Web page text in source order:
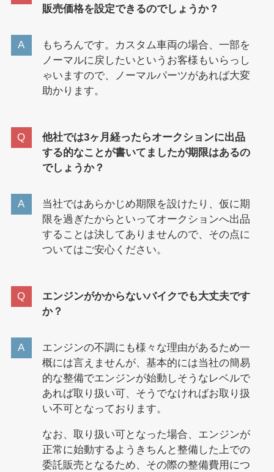
販売価格を設定できるのでしょうか？
もちろんです。カスタム車両の場合、一部を
ノーマルに戻したいというお客様もいらっし
ゃいますので、ノーマルパーツがあれば大変
助かります。
他社では3ヶ月経ったらオークションに出品
する的なことが書いてましたが期限はあるの
でしょうか？
当社ではあらかじめ期限を設けたり、仮に期
限を過ぎたからといってオークションへ出品
することは決してありませんので、その点に
ついてはご安心ください。
エンジンがかからないバイクでも大丈夫です
か？
エンジンの不調にも様々な理由があるため一
概には言えませんが、基本的には当社の簡易
的な整備でエンジンが始動しそうなレベルで
あれば取り扱い可、そうでなければお取り扱
い不可となっております。
なお、取り扱い可となった場合、エンジンが
正常に始動するようきちんと整備した上での
委託販売となるため、その際の整備費用につ